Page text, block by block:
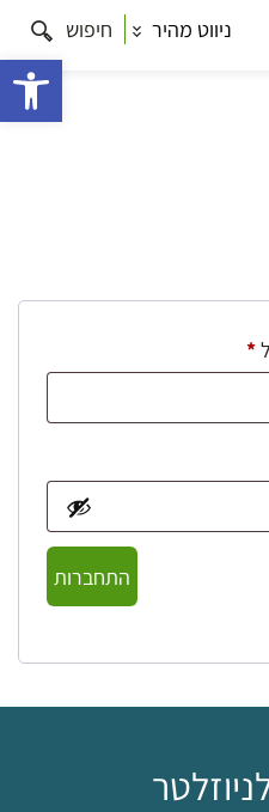
ניווט מהיר חיפוש
*חובה
התחברות